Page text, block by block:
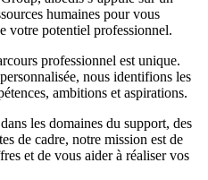
humaines pour vous
votre potentiel professionnel.
professionnel est unique.
nous identifions les
ambitions et aspirations.
les domaines du support, des
de cadre, notre mission est de
et de vous aider à réaliser vos